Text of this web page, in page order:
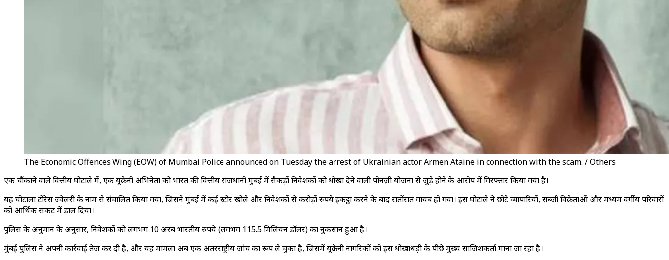
The Economic Offences Wing (EOW) of Mumbai Police announced on Tuesday the arrest of Ukrainian actor Armen Ataine in connection with the scam. / Others
एक चौंकाने वाले वित्तीय घोटाले में, एक यूक्रेनी अभिनेता को भारत की वित्तीय राजधानी मुंबई में सैकड़ों निवेशकों को धोखा देने वाली पोनज़ी योजना से जुड़े होने के आरोप में गिरफ्तार किया गया है।
यह घोटाला टोरेस ज्वेलरी के नाम से संचालित किया गया, जिसने मुंबई में कई स्टोर खोले और निवेशकों से करोड़ों रुपये इकट्ठा करने के बाद रातोंरात गायब हो गया। इस घोटाले ने छोटे व्यापारियों, सब्जी विक्रेताओं और मध्यम वर्गीय परिवारों
को आर्थिक संकट में डाल दिया।
पुलिस के अनुमान के अनुसार, निवेशकों को लगभग 10 अरब भारतीय रुपये (लगभग 115.5 मिलियन डॉलर) का नुकसान हुआ है।
मुंबई पुलिस ने अपनी कार्रवाई तेज कर दी है, और यह मामला अब एक अंतरराष्ट्रीय जांच का रूप ले चुका है, जिसमें यूक्रेनी नागरिकों को इस धोखाधड़ी के पीछे मुख्य साजिशकर्ता माना जा रहा है।